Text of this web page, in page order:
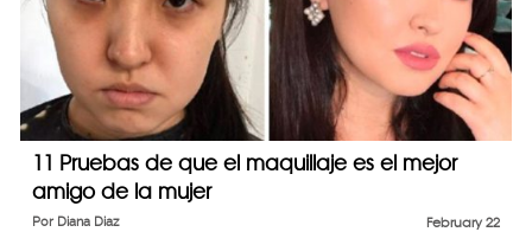
11 Pruebas de que el maquillaje es el mejor
amigo de la mujer
February 22
Por Diana Diaz